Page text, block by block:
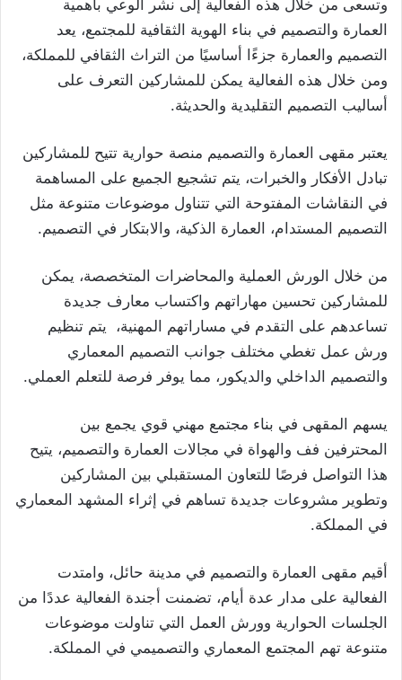
وتسعى من خلال هذه الفعالية إلى نشر الوعي بأهمية
العمارة والتصميم في بناء الهوية الثقافية للمجتمع، يعد
التصميم والعمارة جزءًا أساسيًا من التراث الثقافي للمملكة،
ومن خلال هذه الفعالية يمكن للمشاركين التعرف على
أساليب التصميم التقليدية والحديثة.
يعتبر مقهى العمارة والتصميم منصة حوارية تتيح للمشاركين
تبادل الأفكار والخبرات، يتم تشجيع الجميع على المساهمة
في النقاشات المفتوحة التي تتناول موضوعات متنوعة مثل
التصميم المستدام، العمارة الذكية، والابتكار في التصميم.
من خلال الورش العملية والمحاضرات المتخصصة، يمكن
للمشاركين تحسين مهاراتهم واكتساب معارف جديدة
تساعدهم على التقدم في مساراتهم المهنية، يتم تنظيم
ورش عمل تغطي مختلف جوانب التصميم المعماري
والتصميم الداخلي والديكور، مما يوفر فرصة للتعلم العملي.
يسهم المقهى في بناء مجتمع مهني قوي يجمع بين
المحترفين فف والهواة في مجالات العمارة والتصميم، يتيح
هذا التواصل فرصًا للتعاون المستقبلي بين المشاركين
وتطوير مشروعات جديدة تساهم في إثراء المشهد المعماري
في المملكة.
أقيم مقهى العمارة والتصميم في مدينة حائل، وامتدت
الفعالية على مدار عدة أيام، تضمنت أجندة الفعالية عددًا من
الجلسات الحوارية وورش العمل التي تناولت موضوعات
متنوعة تهم المجتمع المعماري والتصميمي في المملكة.